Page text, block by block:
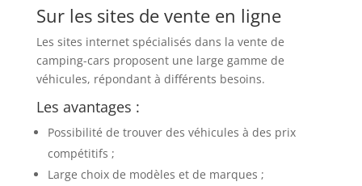
Sur les sites de vente en ligne
Les sites internet spécialisés dans la vente de
camping-cars proposent une large gamme de
véhicules, répondant à différents besoins.
Les avantages :
Possibilité de trouver des véhicules à des prix
compétitifs ;
Large choix de modèles et de marques ;